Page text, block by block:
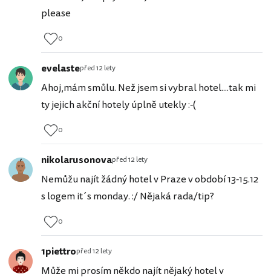
please
0
evelastepřed 12 lety
Ahoj,mám smůlu. Než jsem si vybral hotel....tak mi
ty jejich akční hotely úplně utekly :-(
0
nikolarusonovapřed 12 lety
Nemůžu najít žádný hotel v Praze v období 13-15.12
s logem it´s monday. :/ Nějaká rada/tip?
0
1piettropřed 12 lety
Může mi prosím někdo najít nějaký hotel v